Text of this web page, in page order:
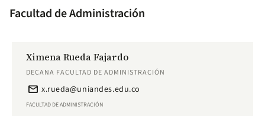
Facultad de Administración
Ximena Rueda Fajardo
DECANA FACULTAD DE ADMINISTRACIÓN
email x.rueda@uniandes.edu.co
FACULTAD DE ADMINISTRACIÓN